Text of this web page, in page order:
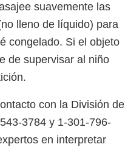
suavemente las
lleno de líquido) para
congelado. Si el objeto
de supervisar al niño
con la División de
3784 y 1-301-796-
en interpretar